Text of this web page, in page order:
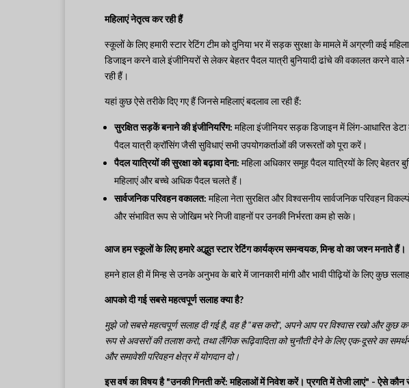
महिलाएं नेतृत्व कर रही हैं
स्कूलों के लिए हमारी स्टार रेटिंग टीम को दुनिया भर में सड़क सुरक्षा के मामले में अग्रणी कई
डिजाइन करने वाले इंजीनियरों से लेकर बेहतर पैदल यात्री बुनियादी ढांचे की वकालत करने वाले
रही हैं।
यहां कुछ ऐसे तरीके दिए गए हैं जिनसे महिलाएं बदलाव ला रही हैं:
सुरक्षित सड़कें बनाने की इंजीनियरिंग: महिला इंजीनियर सड़क डिजाइन में लिंग-आधारित
पैदल यात्री क्रॉसिंग जैसी सुविधाएं सभी उपयोगकर्ताओं की जरूरतों को पूरा करें।
पैदल यात्रियों की सुरक्षा को बढ़ावा देना: महिला अधिकार समूह पैदल यात्रियों के लिए बेहतर
महिलाएं और बच्चे अधिक पैदल चलते हैं।
सार्वजनिक परिवहन वकालत: महिला नेता सुरक्षित और विश्वसनीय सार्वजनिक परिवहन
और संभावित रूप से जोखिम भरे निजी वाहनों पर उनकी निर्भरता कम हो सके।
आज हम स्कूलों के लिए हमारे अद्भुत स्टार रेटिंग कार्यक्रम समन्वयक, मिन्ह वो का जश्न मनाते हैं।
हमने हाल ही में मिन्ह से उनके अनुभव के बारे में जानकारी मांगी और भावी पीढ़ियों के लिए कुछ सलाह
आपको दी गई सबसे महत्वपूर्ण सलाह क्या है?
मुझे जो सबसे महत्वपूर्ण सलाह दी गई है, वह है "बस करो", अपने आप पर विश्वास रखो और कुछ
रूप से अवसरों की तलाश करो, तथा लैंगिक रूढ़िवादिता को चुनौती देने के लिए एक-दूसरे का
और समावेशी परिवहन क्षेत्र में योगदान दो।
इस वर्ष का विषय है "उनकी गिनती करें: महिलाओं में निवेश करें। प्रगति में तेजी लाएं" - ऐसे